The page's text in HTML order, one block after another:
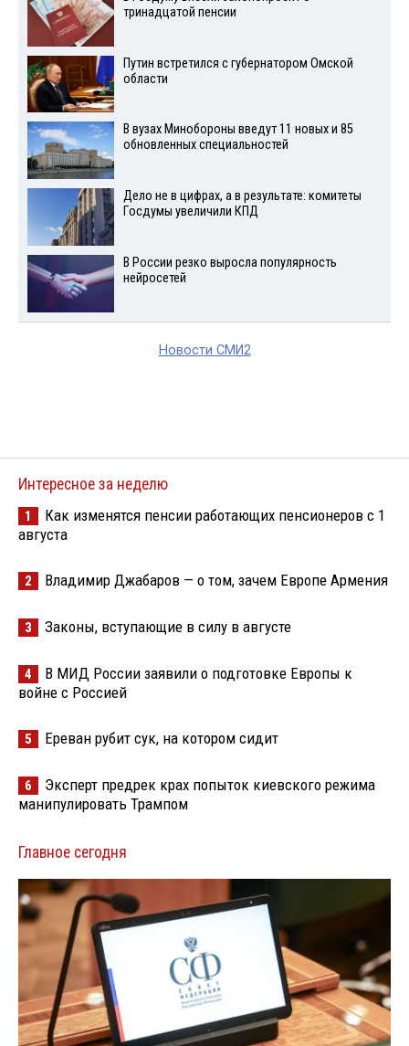
тринадцатой пенсии
Путин встретился с губернатором Омской
области
В вузах Минобороны введут 11 новых и 85
обновленных специальностей
Дело не в цифрах, а в результате: комитеты
Госдумы увеличили КПД
В России резко выросла популярность
нейросетей
Новости СМИ2
Интересное за неделю
1
Как изменятся пенсии работающих пенсионеров с 1
августа
2 Владимир Джабаров — о том, зачем Европе Армения
3 Законы, вступающие в силу в августе
4
В МИД России заявили о подготовке Европы к
войне с Россией
5 Ереван рубит сук, на котором сидит
6
Эксперт предрек крах попыток киевского режима
манипулировать Трампом
Главное сегодня